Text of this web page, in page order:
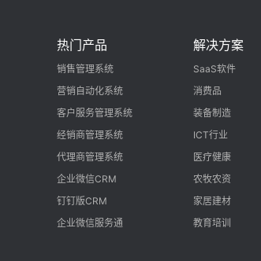
热门产品
销售管理系统
营销自动化系统
客户服务管理系统
经销商管理系统
代理商管理系统
企业微信CRM
钉钉版CRM
企业微信服务通
解决方案
SaaS软件
消费品
装备制造
ICT行业
医疗健康
农牧农资
家居建材
教育培训